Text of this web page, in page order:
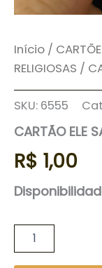
Início /
RELIGIOSAS /
SKU: 6555
CARTÃO ELE
R$ 1,00